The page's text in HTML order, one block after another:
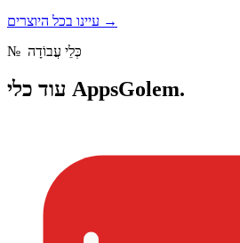
→
№ כְּלֵי עֲבוֹדָה
עוד כלי AppsGolem.